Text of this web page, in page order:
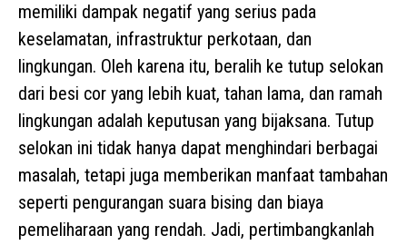
memiliki dampak negatif yang serius pada
keselamatan, infrastruktur perkotaan, dan
lingkungan. Oleh karena itu, beralih ke tutup selokan
dari besi cor yang lebih kuat, tahan lama, dan ramah
lingkungan adalah keputusan yang bijaksana. Tutup
selokan ini tidak hanya dapat menghindari berbagai
masalah, tetapi juga memberikan manfaat tambahan
seperti pengurangan suara bising dan biaya
pemeliharaan yang rendah. Jadi, pertimbangkanlah